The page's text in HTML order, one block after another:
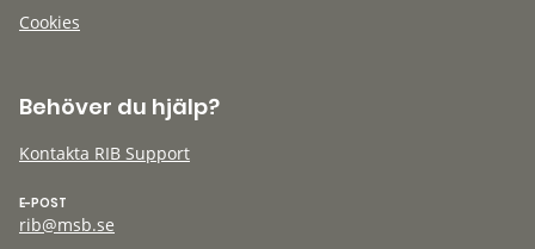
Cookies
Behöver du hjälp?
Kontakta RIB Support
E-POST
rib@msb.se